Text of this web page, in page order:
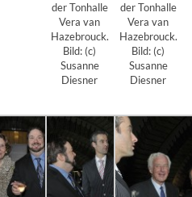
der Tonhalle
Vera van
Hazebrouck.
Bild: (c)
Susanne
Diesner
der Tonhalle
Vera van
Hazebrouck.
Bild: (c)
Susanne
Diesner